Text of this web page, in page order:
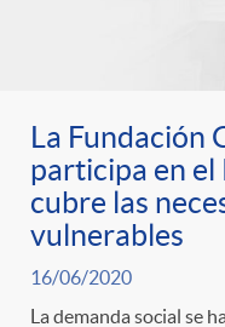
La Fundación
participa en el
cubre las
vulnerables
16/06/2020
La demanda social se